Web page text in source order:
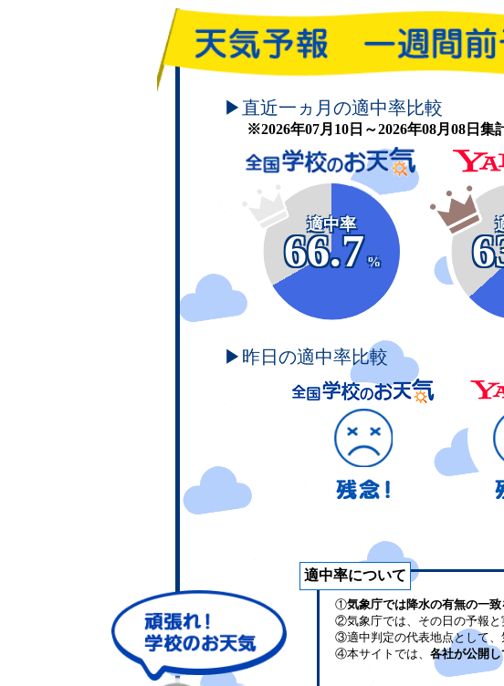
頑張れ！学校のお天気
▶直近一ヵ月の適中率比較
※2026年07月10日～2026年08月08日集
適中率
66.7
%
▶昨日の適中率比較
適中率について
①気象庁では降水の有無の一致
②気象庁では、その日の予報と
③適中判定の代表地点として、
④本サイトでは、 各社が公開